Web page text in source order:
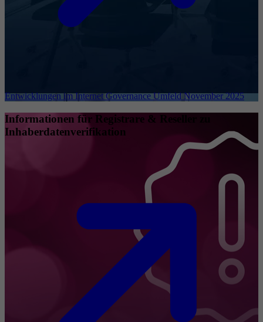
Entwicklungen im Internet Governance Umfeld November 2025
Informationen für Registrare & Reseller zu
Inhaberdatenverifikation